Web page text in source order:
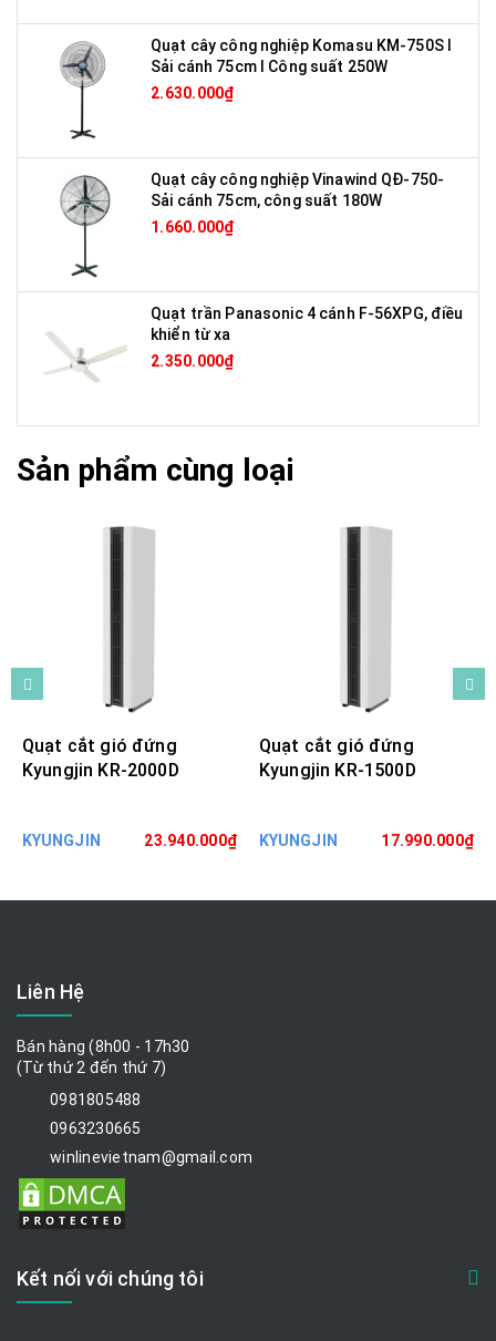
Quạt cây công nghiệp Komasu KM-750S I
Sải cánh 75cm I Công suất 250W
2.630.000₫
Quạt cây công nghiệp Vinawind QĐ-750-
Sải cánh 75cm, công suất 180W
1.660.000₫
Quạt trần Panasonic 4 cánh F-56XPG, điều
khiển từ xa
2.350.000₫
Sản phẩm cùng loại
Quạt cắt gió đứng
Kyungjin KR-2000D
KYUNGJIN 23.940.000₫
Quạt cắt gió đứng
Kyungjin KR-1500D
KYUNGJIN 17.990.000₫
Liên Hệ
Bán hàng (8h00 - 17h30
(Từ thứ 2 đến thứ 7)
0981805488
0963230665
winlinevietnam@gmail.com
Kết nối với chúng tôi